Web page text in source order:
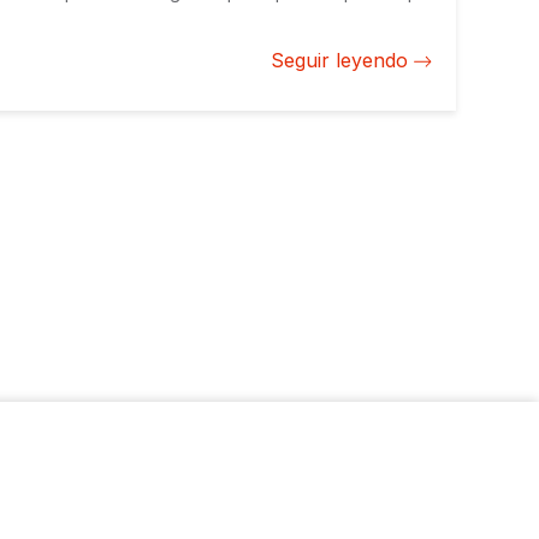
equidistante a las grandes economías deSeguir leyendo